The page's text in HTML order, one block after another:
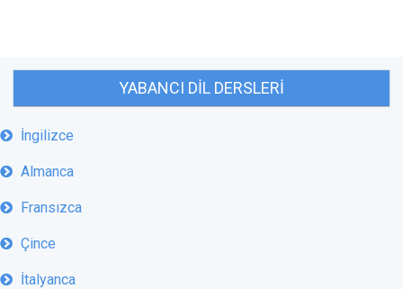
YABANCI DIL DERSLERI
İngilizce
Almanca
Fransızca
Çince
İtalyanca